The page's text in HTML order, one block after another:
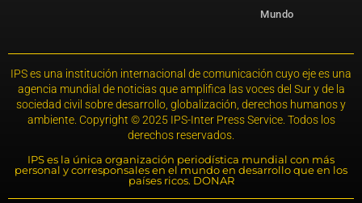
Mundo
IPS es una institución internacional de comunicación cuyo eje es una
agencia mundial de noticias que amplifica las voces del Sur y de la
sociedad civil sobre desarrollo, globalización, derechos humanos y
ambiente. Copyright © 2025 IPS-Inter Press Service. Todos los
derechos reservados.
IPS es la única organización periodística mundial con más
personal y corresponsales en el mundo en desarrollo que en los
países ricos. DONAR